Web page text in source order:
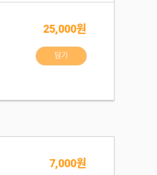
25,000원
담기
7,000원